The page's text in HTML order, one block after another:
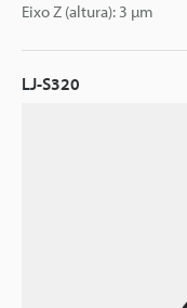
Eixo Z (altura): 3 µm
LJ-S320